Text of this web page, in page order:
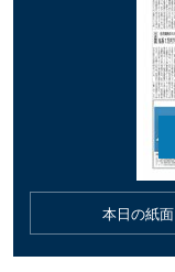
本日の紙面